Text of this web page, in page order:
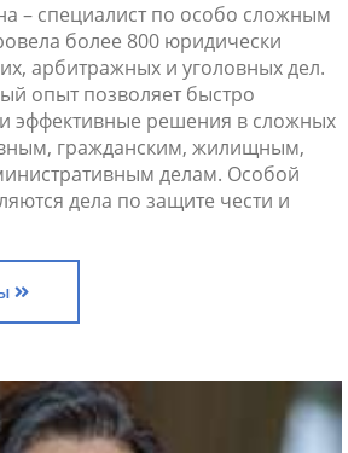
– специалист по особо сложным
более 800 юридически
арбитражных и уголовных дел.
опыт позволяет быстро
эффективные решения в сложных
гражданским, жилищным,
делам. Особой
дела по защите чести и